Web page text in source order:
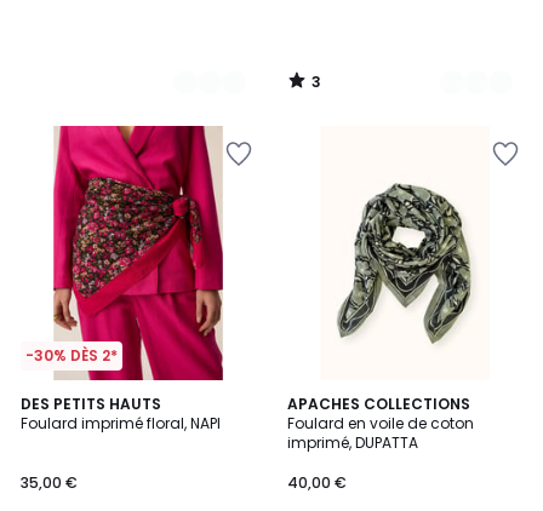
3
/
-30% DÈS 2*
DES PETITS HAUTS
Foulard imprimé floral, NAPI
35,00 €
APACHES COLLECTIONS
Foulard en voile de coton
imprimé, DUPATTA
40,00 €